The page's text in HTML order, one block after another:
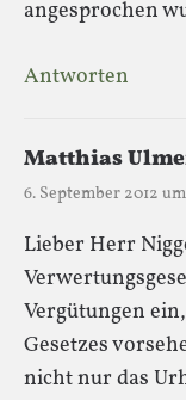
angesprochen
Antworten
Matthias
6. September 2012
Lieber Herr
Vergütungen
Gesetzes
nicht nur das